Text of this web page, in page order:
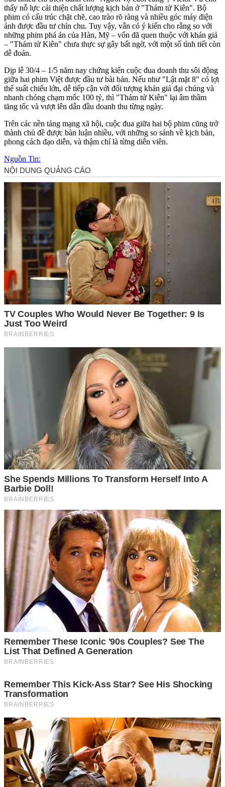
thấy nỗ lực cải thiện chất lượng kịch bản ở "Thám tử Kiên". Bộ
phim có cấu trúc chặt chẽ, cao trào rõ ràng và nhiều góc máy điện
ảnh được đầu tư chỉn chu. Tuy vậy, vẫn có ý kiến cho rằng so với
những phim phá án của Hàn, Mỹ – vốn đã quen thuộc với khán giả
– "Thám tử Kiên" chưa thực sự gây bất ngờ, với một số tình tiết còn
dễ đoán.
Dịp lễ 30/4 – 1/5 năm nay chứng kiến cuộc đua doanh thu sôi động
giữa hai phim Việt được đầu tư bài bản. Nếu như "Lật mặt 8" có lợi
thế suất chiếu lớn, dễ tiếp cận với đối tượng khán giả đại chúng và
nhanh chóng chạm mốc 100 tỷ, thì "Thám tử Kiên" lại âm thầm
tăng tốc và vượt lên dẫn đầu doanh thu từng ngày.
Trên các nền tảng mạng xã hội, cuộc đua giữa hai bộ phim cũng trở
thành chủ đề được bàn luận nhiều, với những so sánh về kịch bản,
phong cách đạo diễn, và thậm chí là từng diễn viên.
Nguồn Tin: